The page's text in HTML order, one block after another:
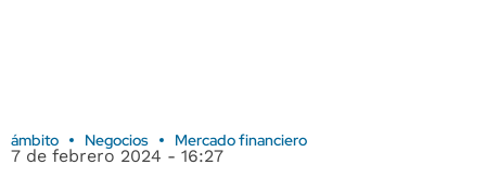
ámbito Negocios Mercado financiero
7 de febrero 2024 - 16:27